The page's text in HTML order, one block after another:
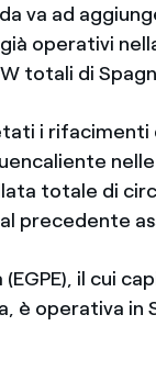
va ad
operativi
totali di
i rifacimenti
totale di
precedente
(EGPE), il cui
è operativa in